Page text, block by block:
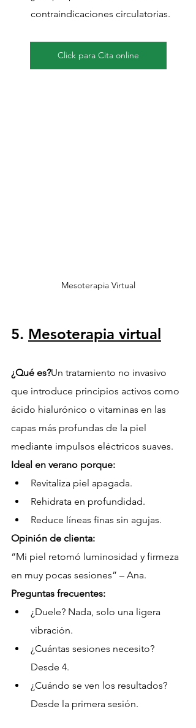
contraindicaciones circulatorias.
Click para Cita online
Mesoterapia Virtual
5. Mesoterapia virtual
¿Qué es?Un tratamiento no invasivo
que introduce principios activos como
ácido hialurónico o vitaminas en las
capas más profundas de la piel
mediante impulsos eléctricos suaves.
Ideal en verano porque:
Revitaliza piel apagada.
Rehidrata en profundidad.
Reduce líneas finas sin agujas.
Opinión de clienta:
“Mi piel retomó luminosidad y firmeza
en muy pocas sesiones” – Ana.
Preguntas frecuentes:
¿Duele? Nada, solo una ligera
vibración.
¿Cuántas sesiones necesito?
Desde 4.
¿Cuándo se ven los resultados?
Desde la primera sesión.